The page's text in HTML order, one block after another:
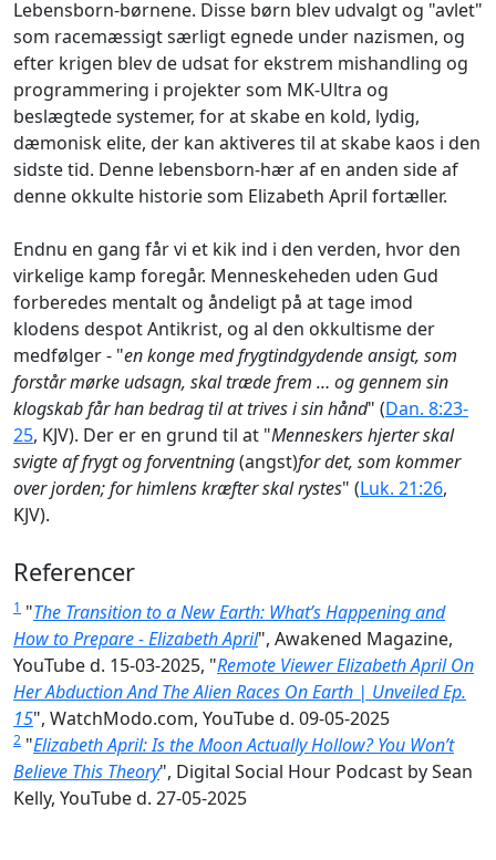
Lebensborn‑børnene. Disse børn blev udvalgt og "avlet"
som racemæssigt særligt egnede under nazismen, og
efter krigen blev de udsat for ekstrem mishandling og
programmering i projekter som MK‑Ultra og
beslægtede systemer, for at skabe en kold, lydig,
dæmonisk elite, der kan aktiveres til at skabe kaos i den
sidste tid. Denne lebensborn-hær af en anden side af
denne okkulte historie som Elizabeth April fortæller.
Endnu en gang får vi et kik ind i den verden, hvor den
virkelige kamp foregår. Menneskeheden uden Gud
forberedes mentalt og åndeligt på at tage imod
klodens despot Antikrist, og al den okkultisme der
medfølger - "en konge med frygtindgydende ansigt, som
forstår mørke udsagn, skal træde frem … og gennem sin
klogskab får han bedrag til at trives i sin hånd" (Dan. 8:23-
25, KJV). Der er en grund til at "Menneskers hjerter skal
svigte af frygt og forventning(angst)for det, som kommer
over jorden; for himlens kræfter skal rystes" (Luk. 21:26,
KJV).
Referencer
1 "The Transition to a New Earth: What’s Happening and
How to Prepare - Elizabeth April", Awakened Magazine,
YouTube d. 15-03-2025, "Remote Viewer Elizabeth April On
Her Abduction And The Alien Races On Earth | Unveiled Ep.
15", WatchModo.com, YouTube d. 09-05-2025
2 "Elizabeth April: Is the Moon Actually Hollow? You Won’t
Believe This Theory", Digital Social Hour Podcast by Sean
Kelly, YouTube d. 27-05-2025